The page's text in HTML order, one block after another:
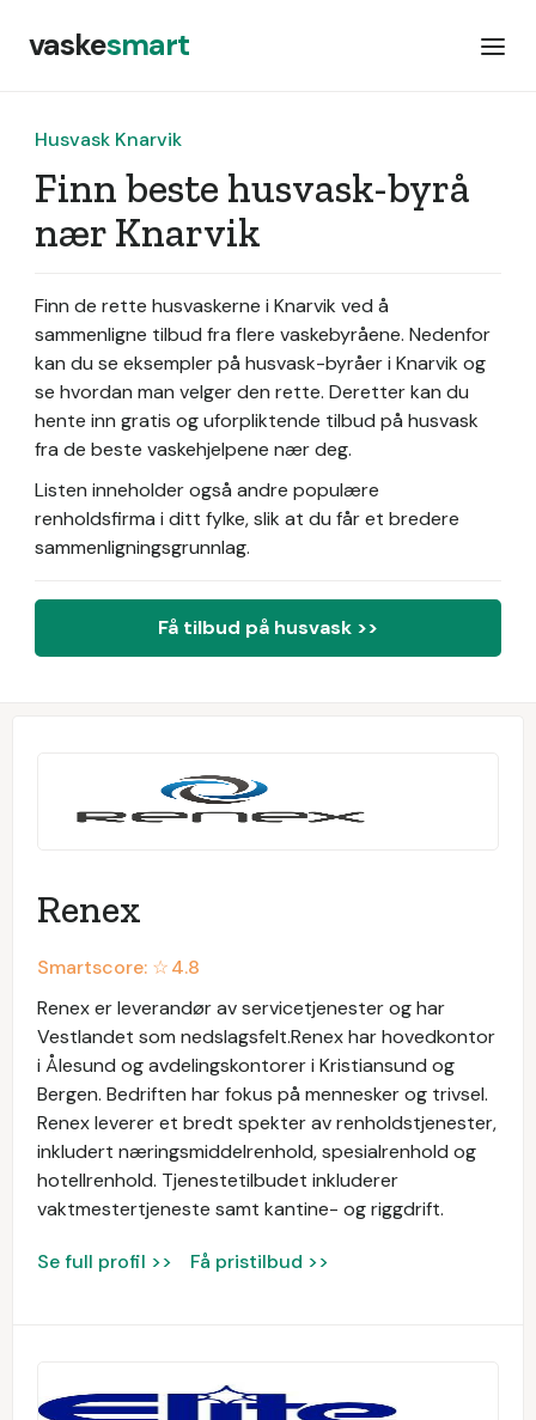
vaskesmart
Husvask Knarvik
Finn beste husvask-byrå
nær Knarvik
Finn de rette husvaskerne i Knarvik ved å
sammenligne tilbud fra flere vaskebyråene. Nedenfor
kan du se eksempler på husvask-byråer i Knarvik og
se hvordan man velger den rette. Deretter kan du
hente inn gratis og uforpliktende tilbud på husvask
fra de beste vaskehjelpene nær deg.
Listen inneholder også andre populære
renholdsfirma i ditt fylke, slik at du får et bredere
sammenligningsgrunnlag.
Få tilbud på husvask >>
Renex
Smartscore: ☆4.8
Renex er leverandør av servicetjenester og har
Vestlandet som nedslagsfelt.Renex har hovedkontor
i Ålesund og avdelingskontorer i Kristiansund og
Bergen. Bedriften har fokus på mennesker og trivsel.
Renex leverer et bredt spekter av renholdstjenester,
inkludert næringsmiddelrenhold, spesialrenhold og
hotellrenhold. Tjenestetilbudet inkluderer
vaktmestertjeneste samt kantine- og riggdrift.
Se full profil >> Få pristilbud >>